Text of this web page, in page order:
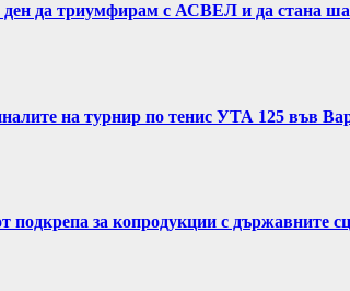
ден да триумфирам с АСВЕЛ и да стана
на турнир по тенис УТА 125 във
подкрепа за копродукции с държавните